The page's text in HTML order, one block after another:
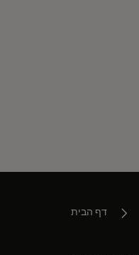
דף הבית